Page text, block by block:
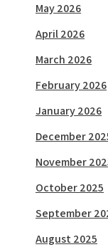
May 2026
April 2026
March 2026
February 2026
January 2026
December
November
October 2025
September
August 2025